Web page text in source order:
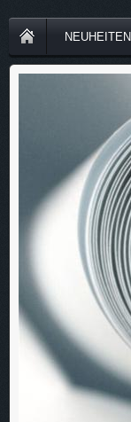
NEUHEITEN